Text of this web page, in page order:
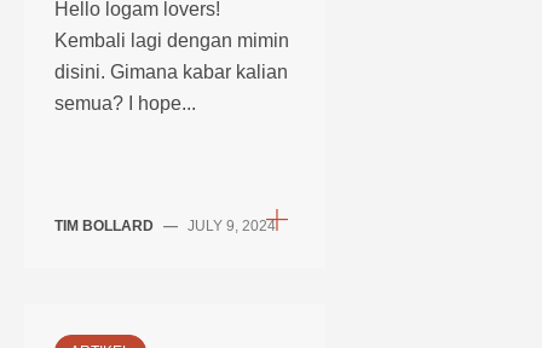
Hello logam lovers!
Kembali lagi dengan mimin
disini. Gimana kabar kalian
semua? I hope...
TIM BOLLARD — JULY 9, 2024